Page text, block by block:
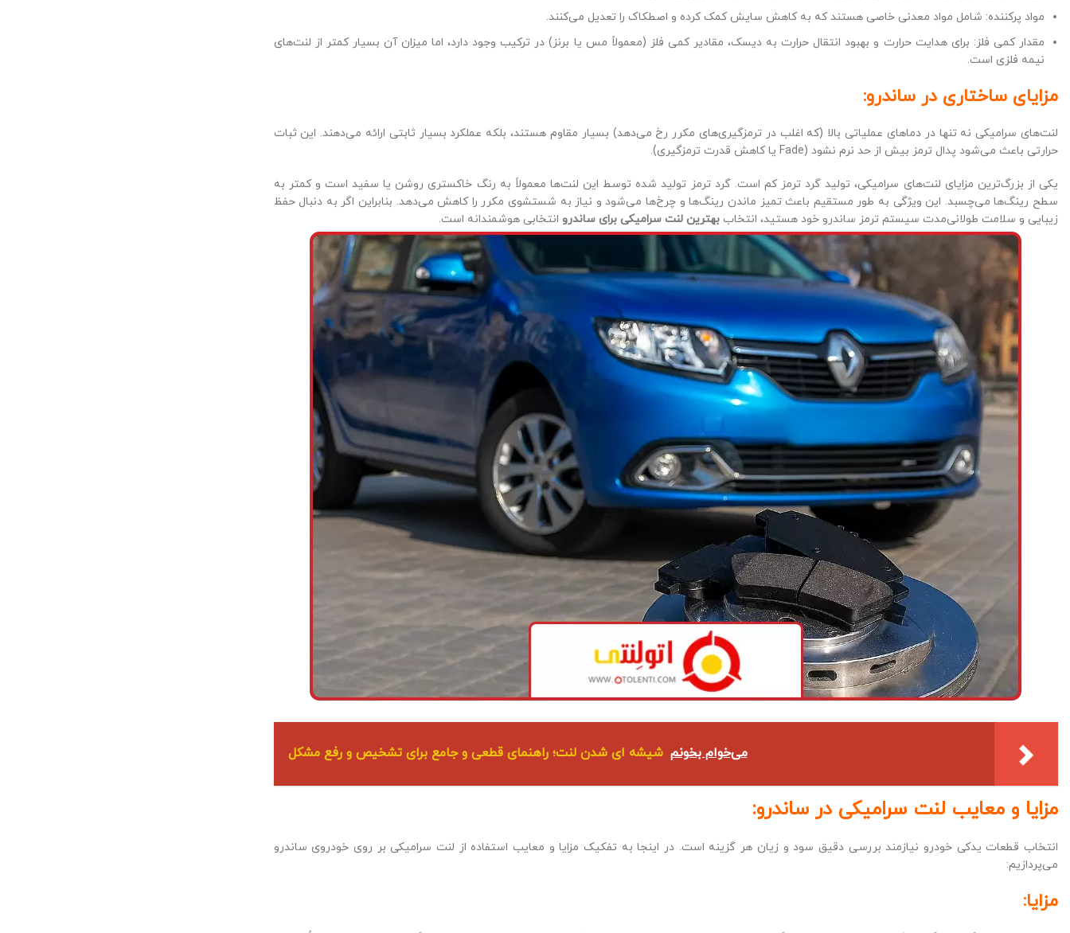
مواد پرکننده: شامل مواد معدنی خاصی هستند که به کاهش سایش کمک کرده و اصطکاک را تعدیل می‌کنند.
مقدار کمی فلز: برای هدایت حرارت و بهبود انتقال حرارت به دیسک، مقادیر کمی فلز (معمولاً مس یا برنز) در ترکیب وجود دارد، اما میزان آن بسیار کمتر از لنت‌های
نیمه فلزی است.
مزایای ساختاری در ساندرو:
لنت‌های سرامیکی نه تنها در دماهای عملیاتی بالا (که اغلب در ترمزگیری‌های مکرر رخ می‌دهد) بسیار مقاوم هستند، بلکه عملکرد بسیار ثابتی ارائه می‌دهند. این ثبات
حرارتی باعث می‌شود پدال ترمز بیش از حد نرم نشود (Fade یا کاهش قدرت ترمزگیری).
یکی از بزرگ‌ترین مزایای لنت‌های سرامیکی، تولید گرد ترمز کم است. گرد ترمز تولید شده توسط این لنت‌ها معمولاً به رنگ خاکستری روشن یا سفید است و کمتر به
سطح رینگ‌ها می‌چسبد. این ویژگی به طور مستقیم باعث تمیز ماندن رینگ‌ها و چرخ‌ها می‌شود و نیاز به شستشوی مکرر را کاهش می‌دهد. بنابراین اگر به دنبال حفظ
زیبایی و سلامت طولانی‌مدت سیستم ترمز ساندرو خود هستید، انتخاب بهترین لنت سرامیکی برای ساندرو انتخابی هوشمندانه است.
می‌خوام بخونم شیشه ای شدن لنت؛ راهنمای قطعی و جامع برای تشخیص و رفع مشکل
مزایا و معایب لنت سرامیکی در ساندرو:
انتخاب قطعات یدکی خودرو نیازمند بررسی دقیق سود و زیان هر گزینه است. در اینجا به تفکیک مزایا و معایب استفاده از لنت سرامیکی بر روی خودروی ساندرو
می‌پردازیم:
مزایا: